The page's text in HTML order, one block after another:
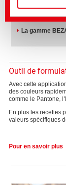
La gamme
La gamme
Outil de
Avec cette
des couleurs
comme le Pantone,
En plus les recettes
valeurs spécifiques
Pour en savoir plus